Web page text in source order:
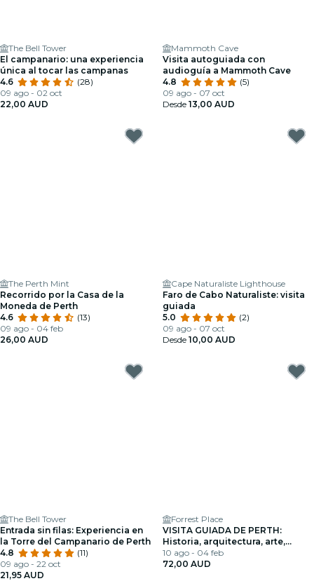
The Bell Tower
El campanario: una experiencia
única al tocar las campanas
4.6
(28)
09 ago - 02 oct
22,00 AUD
Mammoth Cave
Visita autoguiada con
audioguía a Mammoth Cave
4.8
(5)
09 ago - 07 oct
Desde 13,00 AUD
The Perth Mint
Recorrido por la Casa de la
Moneda de Perth
4.6
(13)
09 ago - 04 feb
26,00 AUD
Cape Naturaliste Lighthouse
Faro de Cabo Naturaliste: visita
guiada
5.0
(2)
09 ago - 07 oct
Desde 10,00 AUD
The Bell Tower
Entrada sin filas: Experiencia en
la Torre del Campanario de Perth
4.8
(11)
09 ago - 22 oct
21,95 AUD
Forrest Place
VISITA GUIADA DE PERTH:
Historia, arquitectura, arte,
información local y mucho más.
10 ago - 04 feb
72,00 AUD